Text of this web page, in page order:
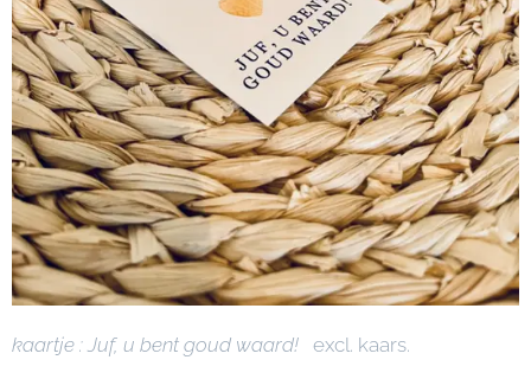
kaartje : Juf, u bent goud waard! excl. kaars.